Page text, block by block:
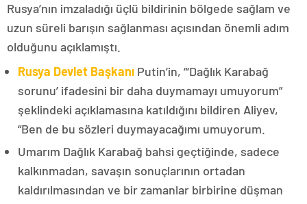
Rusya’nın imzaladığı üçlü bildirinin bölgede sağlam ve
uzun süreli barışın sağlanması açısından önemli adım
olduğunu açıklamıştı.
Rusya Devlet Başkanı Putin’in, “‘Dağlık Karabağ
sorunu’ ifadesini bir daha duymamayı umuyorum”
şeklindeki açıklamasına katıldığını bildiren Aliyev,
“Ben de bu sözleri duymayacağımı umuyorum.
Umarım Dağlık Karabağ bahsi geçtiğinde, sadece
kalkınmadan, savaşın sonuçlarının ortadan
kaldırılmasından ve bir zamanlar birbirine düşman